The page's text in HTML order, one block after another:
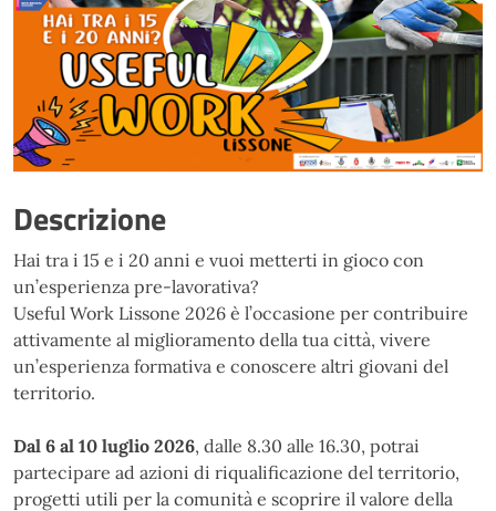
Descrizione
Hai tra i 15 e i 20 anni e vuoi metterti in gioco con
un’esperienza pre-lavorativa?
Useful Work Lissone 2026 è l’occasione per contribuire
attivamente al miglioramento della tua città, vivere
un’esperienza formativa e conoscere altri giovani del
territorio.
Dal 6 al 10 luglio 2026, dalle 8.30 alle 16.30, potrai
partecipare ad azioni di riqualificazione del territorio,
progetti utili per la comunità e scoprire il valore della